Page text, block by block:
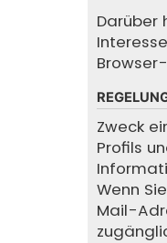
Darüber
Zweck
Profils
Wenn
Mail-